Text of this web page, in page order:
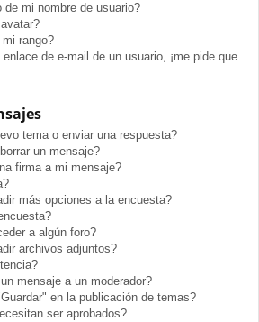
mi nombre de usuario?
rango?
de e-mail de un usuario, ¡me pide que
tema o enviar una respuesta?
un mensaje?
firma a mi mensaje?
más opciones a la encuesta?
a algún foro?
archivos adjuntos?
mensaje a un moderador?
en la publicación de temas?
ser aprobados?